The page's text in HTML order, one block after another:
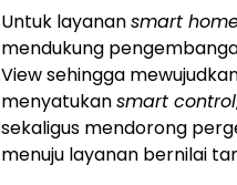
Untuk layanansmart
mendukung
View sehingga
menyatukansmart control
sekaligus mendorong
menuju layanan bernilai